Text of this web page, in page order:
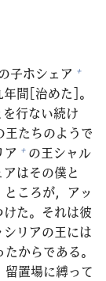
子ホシェア +
年間[治めた]。
行ない続け
王たちのようで
ア + の王シャル
はその僕と
ところが，アッ
けた。それは彼
シリアの王には
からである。
留置場に縛って